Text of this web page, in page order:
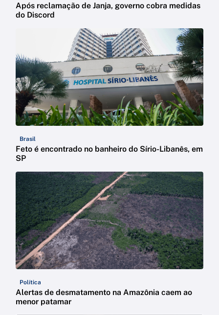
Após reclamação de Janja, governo cobra medidas
do Discord
Brasil
Feto é encontrado no banheiro do Sírio-Libanês, em
SP
Política
Alertas de desmatamento na Amazônia caem ao
menor patamar